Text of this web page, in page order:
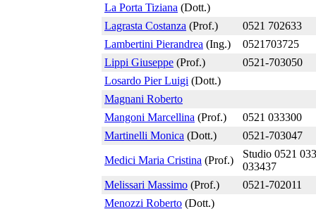
La Porta Tiziana (Dott.)
Lagrasta Costanza (Prof.)
0521 702633
Lambertini Pierandrea (Ing.)
0521703725
Lippi Giuseppe (Prof.)
0521-703050
Losardo Pier Luigi (Dott.)
Magnani Roberto
Mangoni Marcellina (Prof.)
0521 033300
Martinelli Monica (Dott.) 0521-703047
Medici Maria Cristina (Prof.)
Studio 0521
033437
Melissari Massimo (Prof.)
0521-702011
Menozzi Roberto (Dott.)